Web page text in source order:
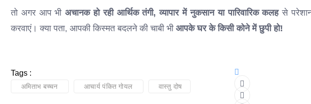
तो अगर आप भीअचानक हो रही आर्थिक तंगी, व्यापार में नुकसान या पारिवारिक कलहसे
करवाएं। क्या पता, आपकी किस्मत बदलने की चाबी भी आपके घर के किसी कोने में छुपी हो!
Tags :
अमिताभ बच्चन आचार्य पंकित गोयल वास्तु दोष